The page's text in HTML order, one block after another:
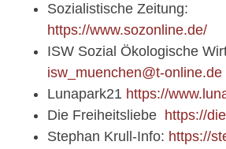
Sozialistische Zeitung:
https://www.sozonline.de/
ISW Sozial Ökologische
isw_muenchen@t-online.de
Lunapark21 https://
Die Freiheitsliebe https://
Stephan Krull-Info: https://